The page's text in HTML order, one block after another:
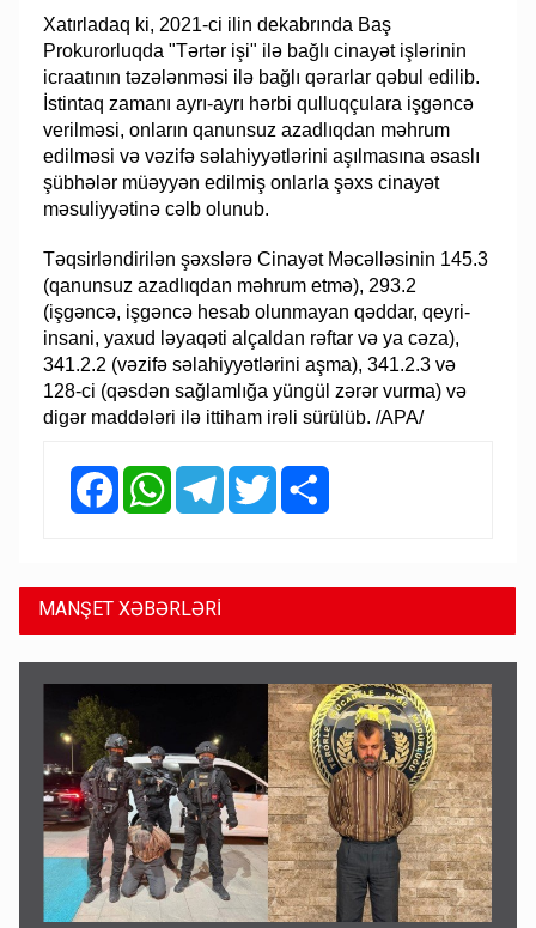
Xatırladaq ki, 2021-ci ilin dekabrında Baş
Prokurorluqda "Tərtər işi" ilə bağlı cinayət işlərinin
icraatının təzələnməsi ilə bağlı qərarlar qəbul edilib.
İstintaq zamanı ayrı-ayrı hərbi qulluqçulara işgəncə
verilməsi, onların qanunsuz azadlıqdan məhrum
edilməsi və vəzifə səlahiyyətlərini aşılmasına əsaslı
şübhələr müəyyən edilmiş onlarla şəxs cinayət
məsuliyyətinə cəlb olunub.
Təqsirləndirilən şəxslərə Cinayət Məcəlləsinin 145.3
(qanunsuz azadlıqdan məhrum etmə), 293.2
(işgəncə, işgəncə hesab olunmayan qəddar, qeyri-
insani, yaxud ləyaqəti alçaldan rəftar və ya cəza),
341.2.2 (vəzifə səlahiyyətlərini aşma), 341.2.3 və
128-ci (qəsdən sağlamlığa yüngül zərər vurma) və
digər maddələri ilə ittiham irəli sürülüb. /APA/
FacebookWhatsAppTelegramTwitter
MANŞET XƏBƏRLƏRİ